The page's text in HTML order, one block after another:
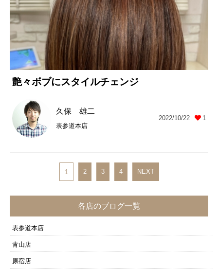
艶々ボブにスタイルチェンジ
久保 雄二
表参道本店
2022/10/22 1
1 2 3 4 NEXT
各店のブログ一覧
表参道本店
青山店
原宿店